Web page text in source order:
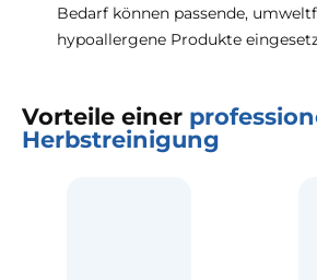
Bedarf können passende,
hypoallergene Produkte
Vorteile einer
Herbstreinigung